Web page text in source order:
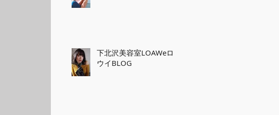
下北沢美容室LOAWeロ
ウイBLOG